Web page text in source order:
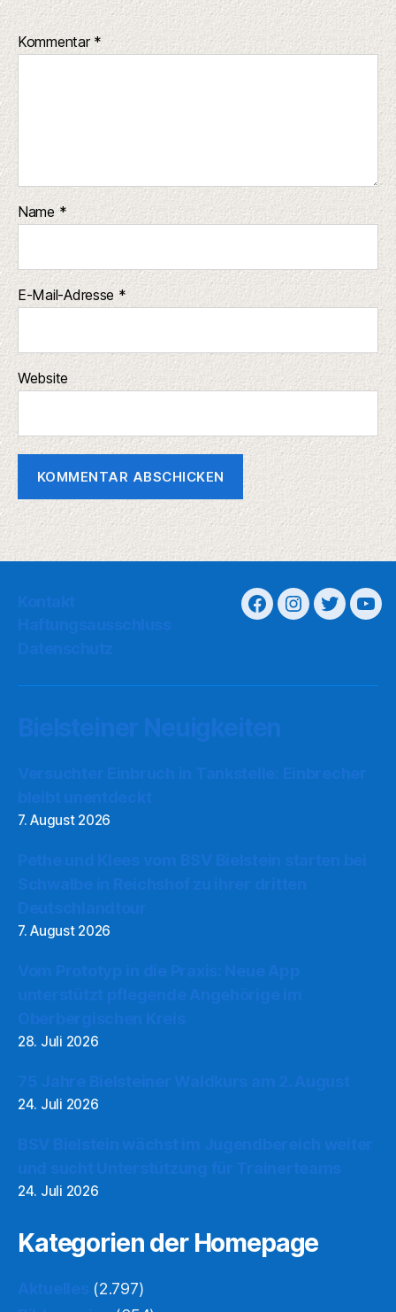
Kommentar *
Name*
E-Mail-Adresse *
Website
7. August 2026
7. August 2026
28. Juli 2026
24. Juli 2026
24. Juli 2026
Kategorien der Homepage
(2.797)